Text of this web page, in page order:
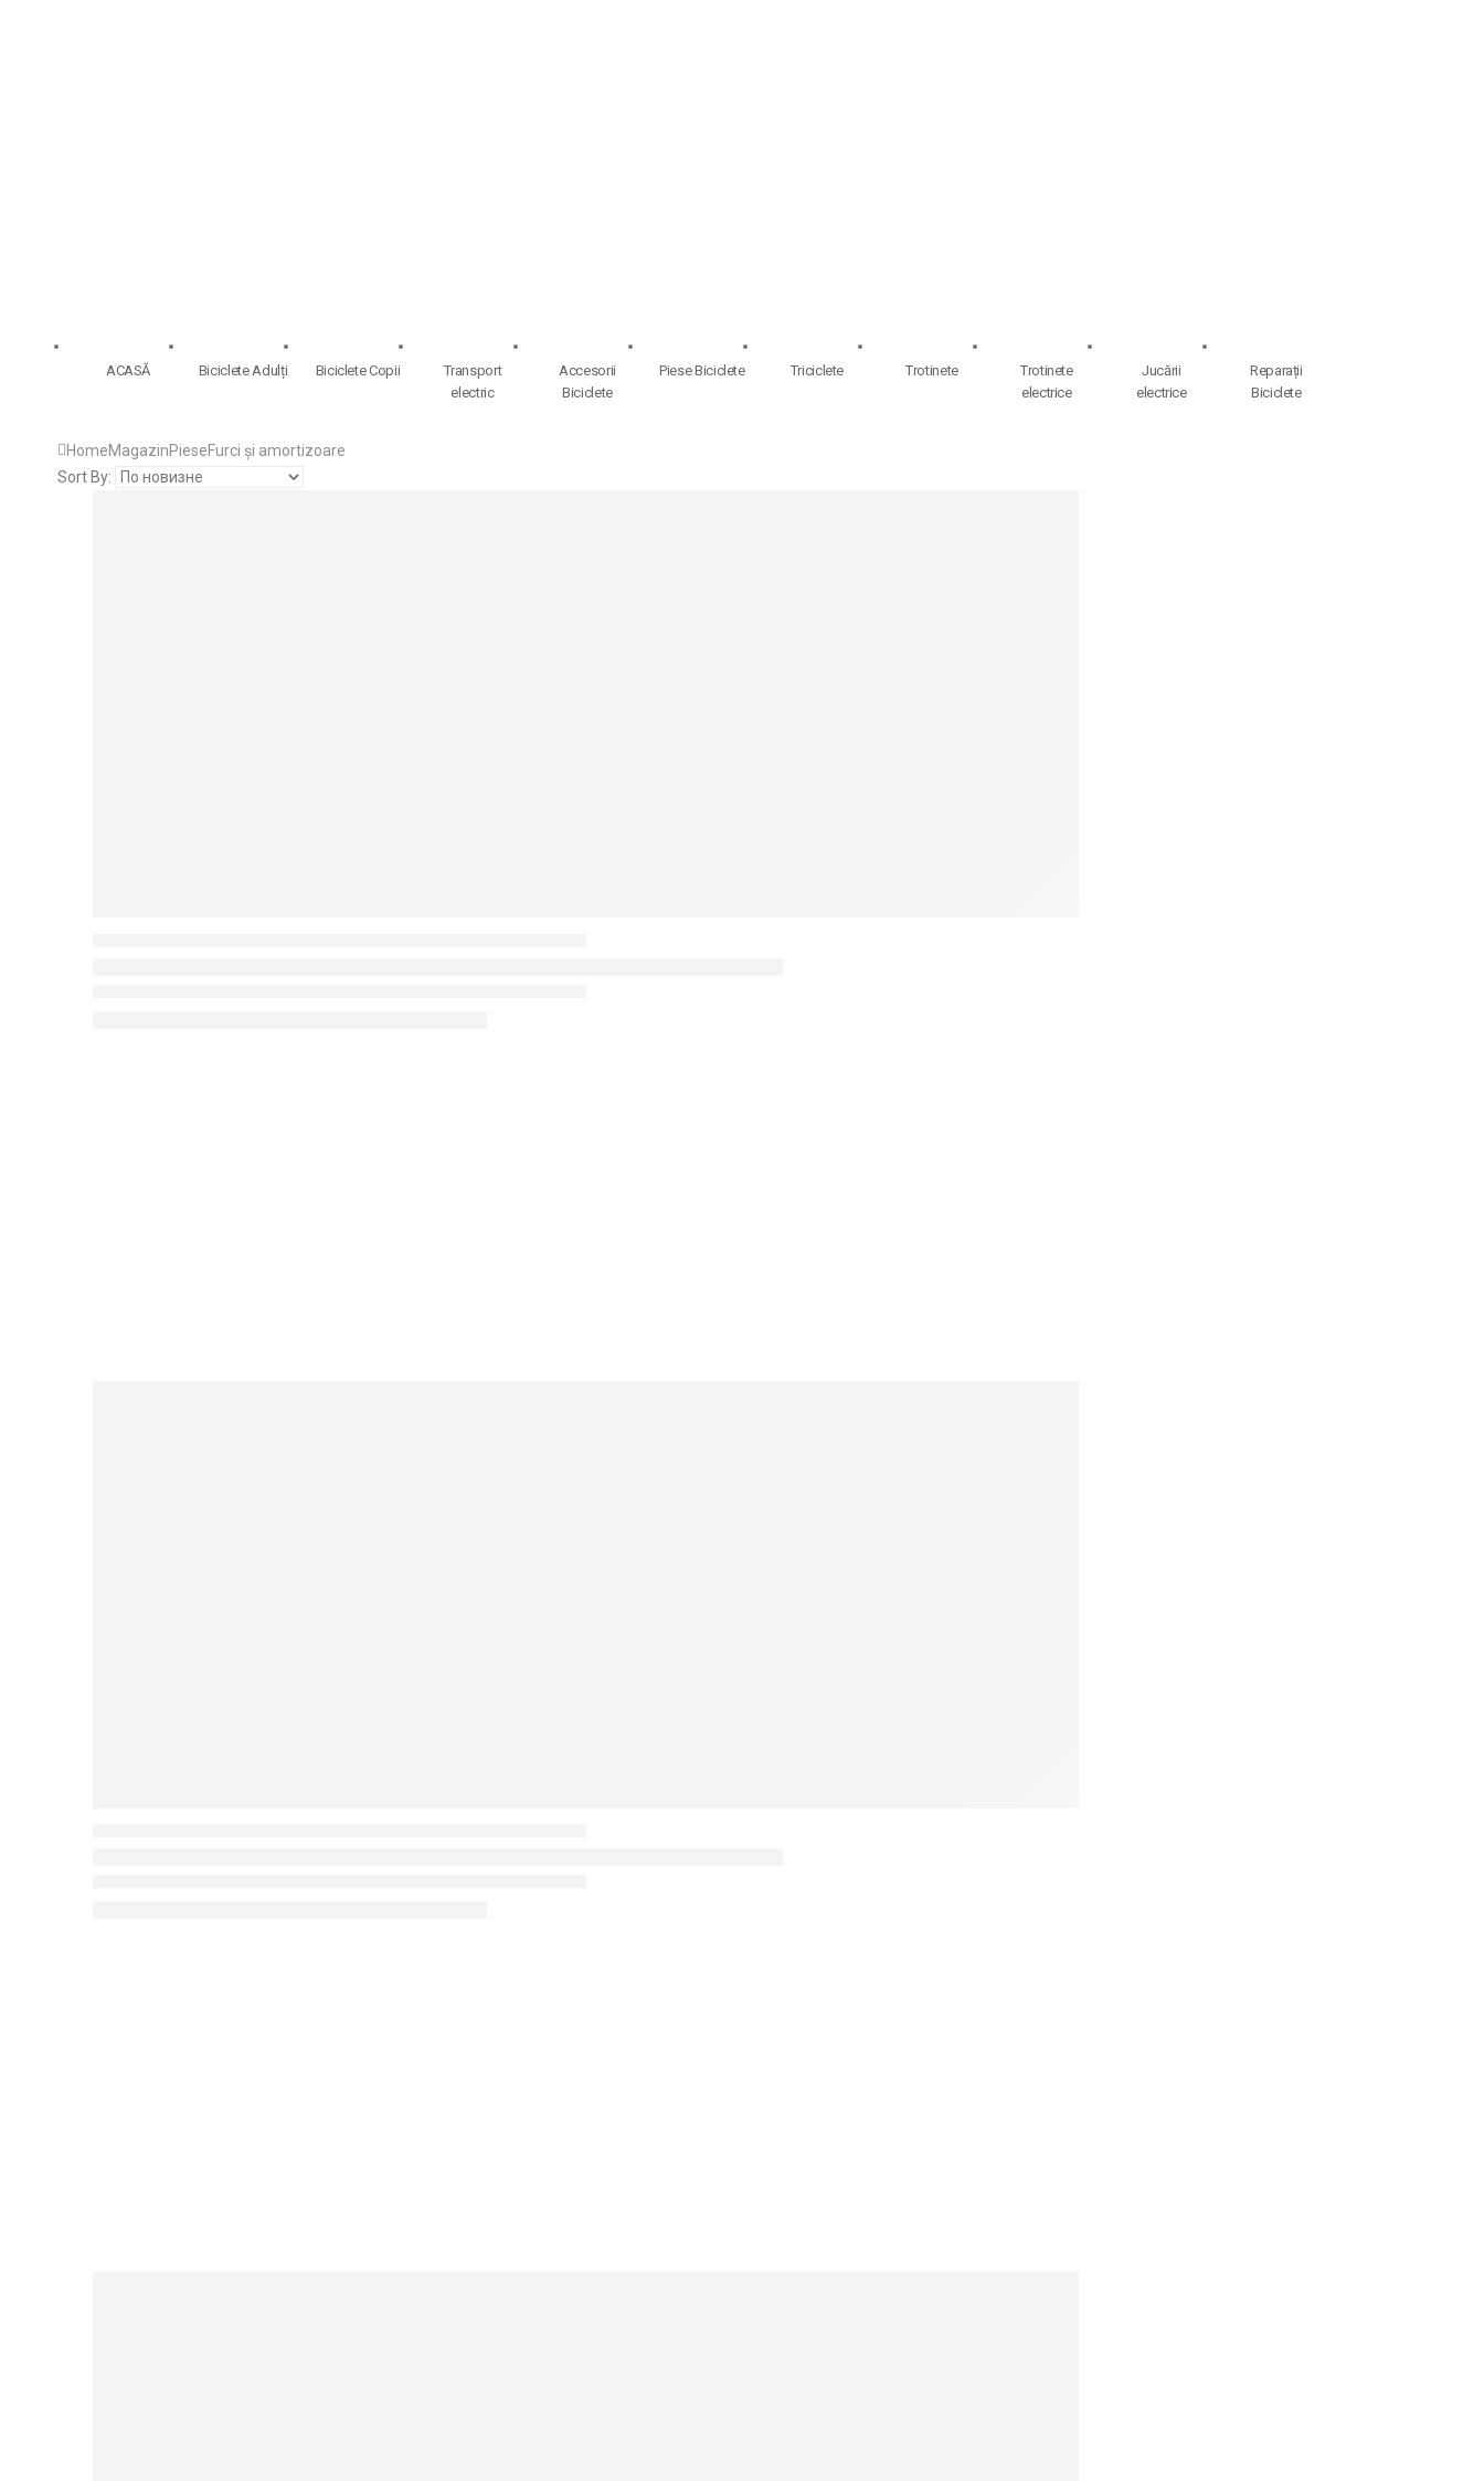
ACASĂ Biciclete Adulți Biciclete Copii
Transport
electric
Accesorii
Biciclete
Piese Biciclete Triciclete Trotinete
Trotinete
electrice
Jucării
electrice
Reparații
Biciclete
HomeMagazinPieseFurci și amortizoare
Sort By: